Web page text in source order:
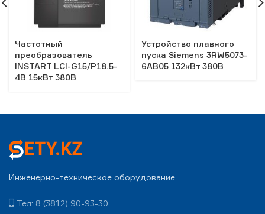
Частотный
преобразователь
INSTART LCI-G15/Р18.5-
4B 15кВт 380В
Устройство плавного
пуска Siemens 3RW5073-
6AB05 132кВт 380В
Инженерно-техническое оборудование
Тел: 8 (3812) 90-93-30